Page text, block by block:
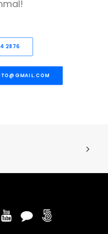
2876